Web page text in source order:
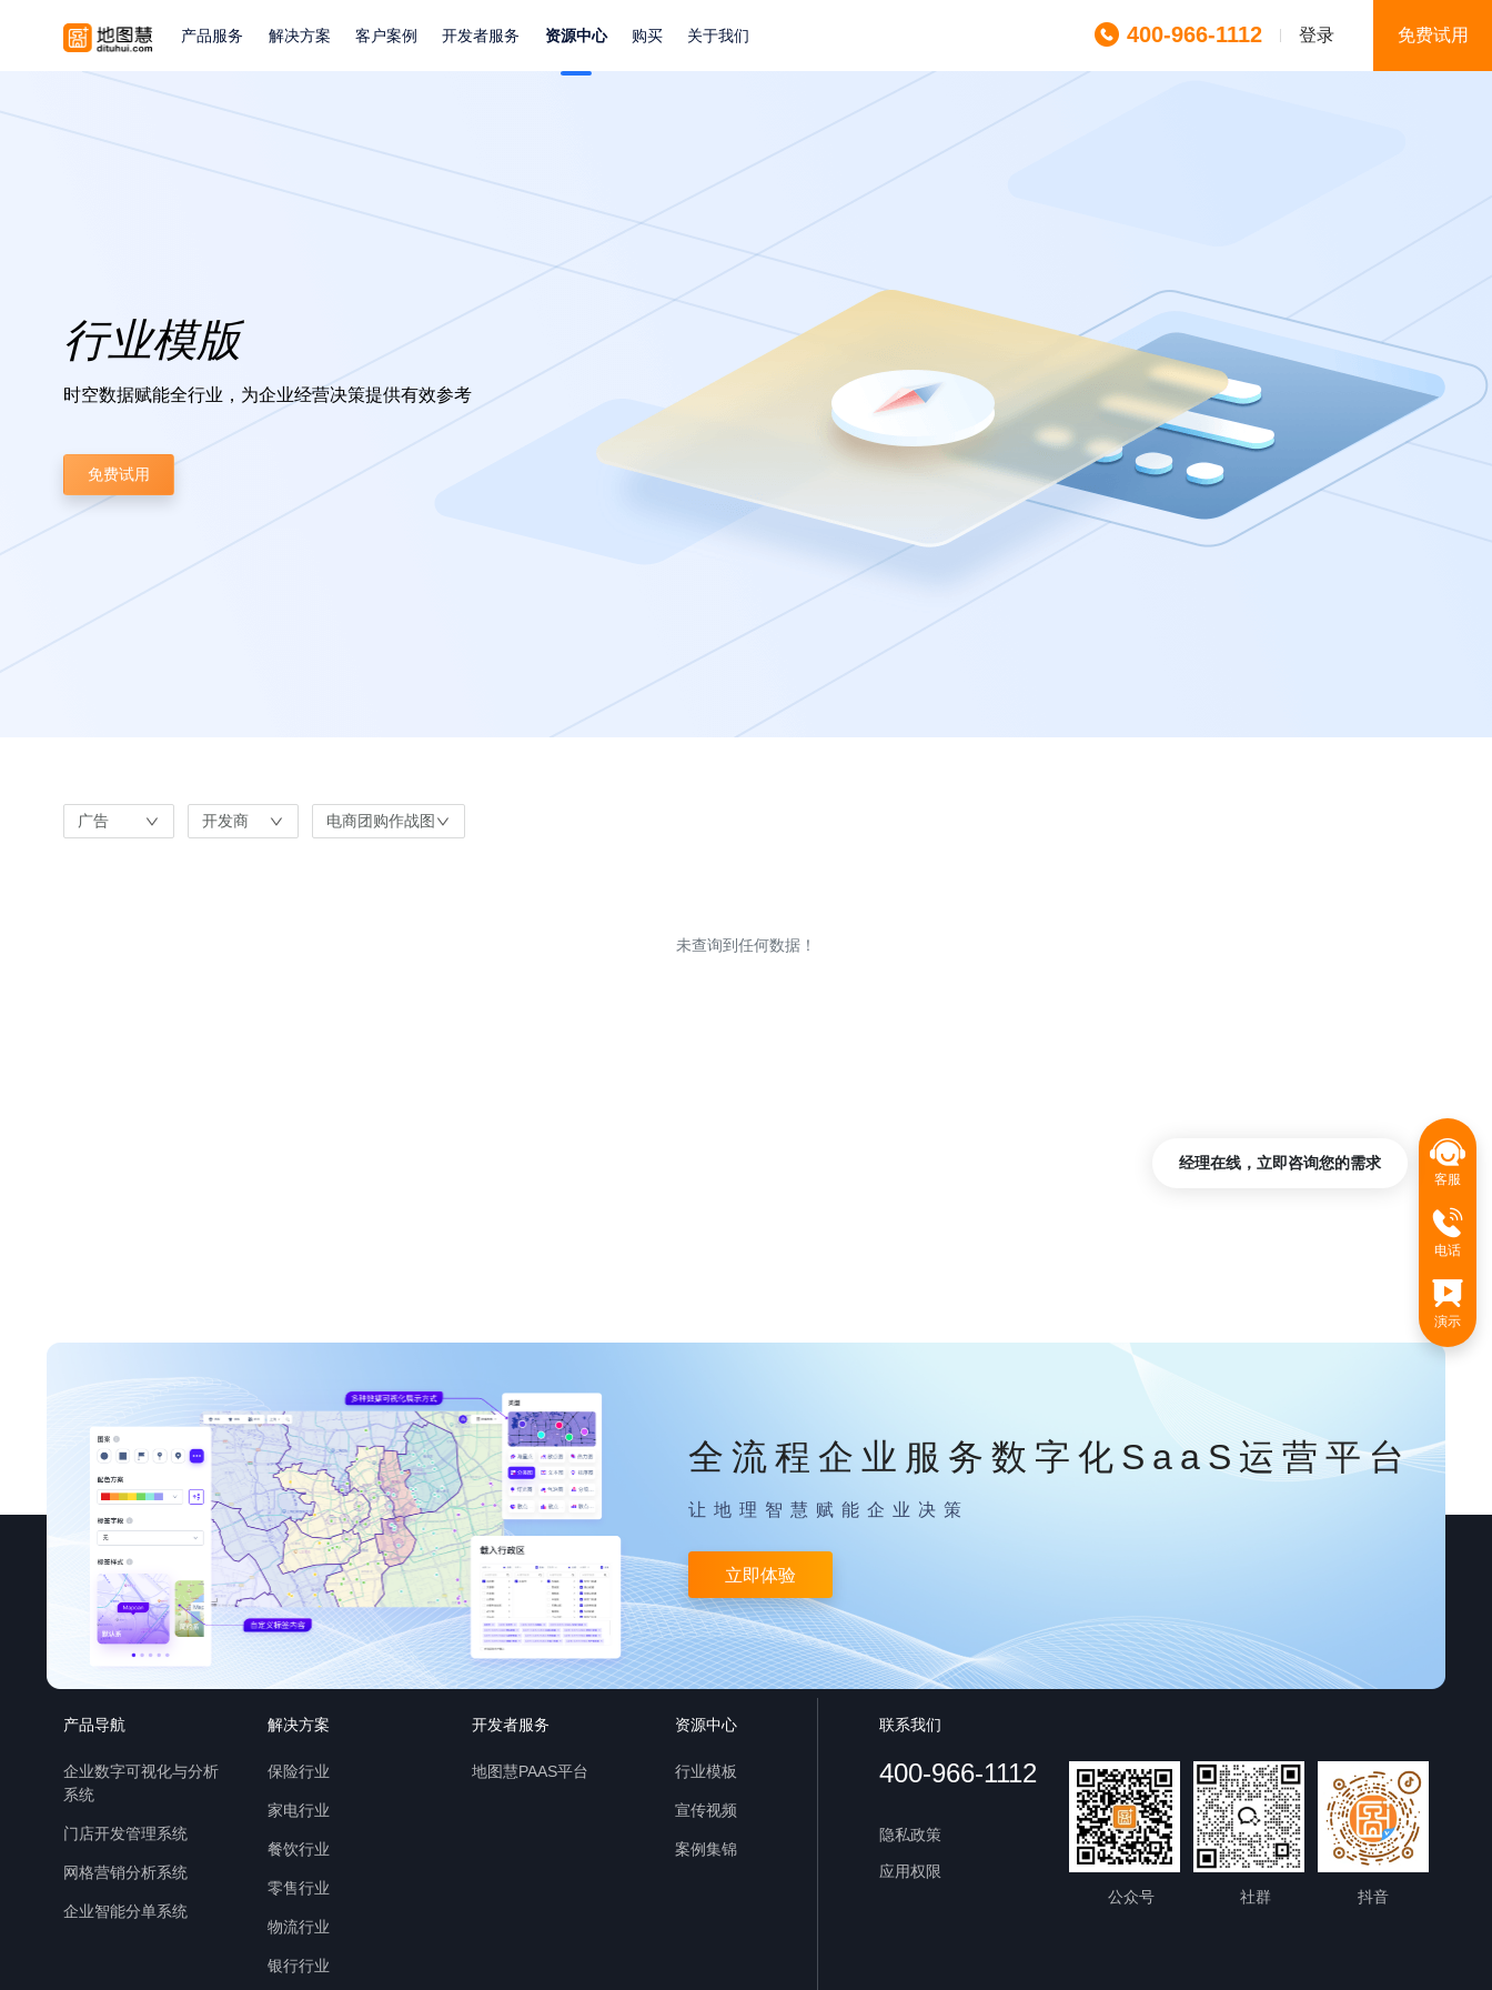
产品服务 解决方案 客户案例 开发者服务 资源中心 购买 关于我们 400-966-1112 登录 免费试用
行业模版
时空数据赋能全行业，为企业经营决策提供有效参考
免费试用
广告 开发商 电商团购作战图
未查询到任何数据！
全流程企业服务数字化SaaS运营平台
让地理智慧赋能企业决策
立即体验
产品导航
企业数字可视化与分析
系统
门店开发管理系统
网格营销分析系统
企业智能分单系统
解决方案
保险行业
家电行业
餐饮行业
零售行业
物流行业
银行行业
开发者服务
地图慧PAAS平台
资源中心
行业模板
宣传视频
案例集锦
联系我们
400-966-1112
隐私政策
应用权限
公众号
社群 抖音
客服
电话
演示
经理在线，立即咨询您的需求